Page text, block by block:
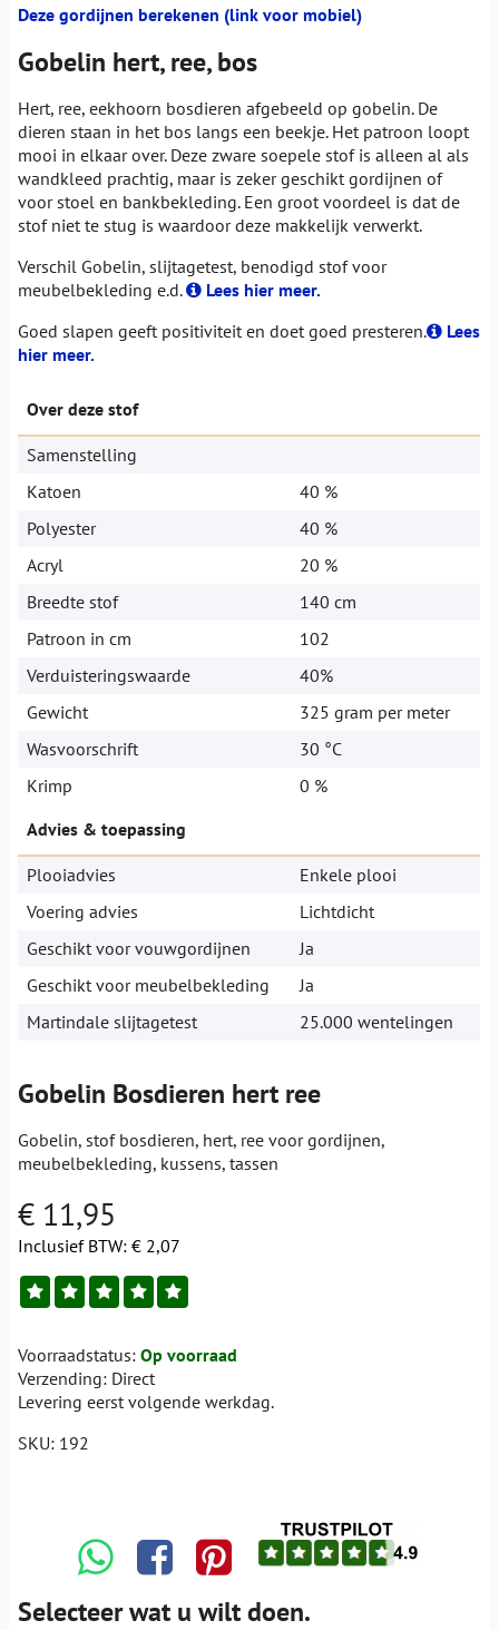
Deze gordijnen berekenen (link voor mobiel)
Gobelin hert, ree, bos
Hert, ree, eekhoorn bosdieren afgebeeld op gobelin. De
dieren staan in het bos langs een beekje. Het patroon loopt
mooi in elkaar over. Deze zware soepele stof is alleen al als
wandkleed prachtig, maar is zeker geschikt gordijnen of
voor stoel en bankbekleding. Een groot voordeel is dat de
stof niet te stug is waardoor deze makkelijk verwerkt.
Verschil Gobelin, slijtagetest, benodigd stof voor
meubelbekleding e.d.
Lees hier meer.
Goed slapen geeft positiviteit en doet goed presteren.
Lees
hier meer.
Over deze stof
Samenstelling
Katoen
40 %
Polyester
40 %
Acryl
20 %
Breedte stof
140 cm
Patroon in cm
102
Verduisteringswaarde
40%
Gewicht
325 gram per meter
Wasvoorschrift
30 °C
Krimp
0 %
Advies & toepassing
Plooiadvies
Enkele plooi
Voering advies
Lichtdicht
Geschikt voor vouwgordijnen
Ja
Geschikt voor meubelbekleding
Ja
Martindale slijtagetest
25.000 wentelingen
Gobelin Bosdieren hert ree
Gobelin, stof bosdieren, hert, ree voor gordijnen,
meubelbekleding, kussens, tassen
€ 11,95
Inclusief BTW: € 2,07
Voorraadstatus: Op voorraad
Verzending: Direct
Levering eerst volgende werkdag.
SKU: 192
Selecteer wat u wilt doen.